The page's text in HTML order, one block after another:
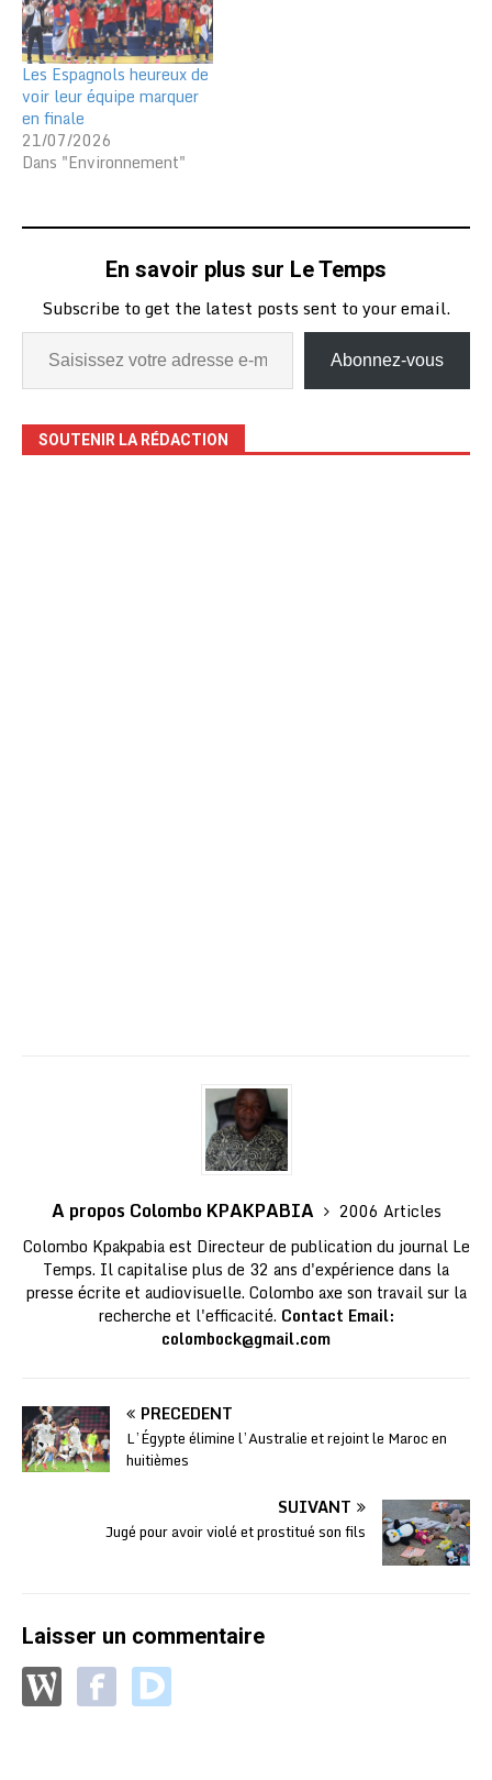
Les Espagnols heureux de
voir leur équipe marquer
en finale
21/07/2026
Dans "Environnement"
En savoir plus sur Le Temps
Subscribe to get the latest posts sent to your email.
Abonnez-vous
SOUTENIR LA RÉDACTION
A propos Colombo KPAKPABIA
2006 Articles
Colombo Kpakpabia est Directeur de publication du journal Le
Temps. Il capitalise plus de 32 ans d'expérience dans la
presse écrite et audiovisuelle. Colombo axe son travail sur la
recherche et l'efficacité. Contact Email:
colombock@gmail.com
PRÉCÉDENT
L’Égypte élimine l’Australie et rejoint le Maroc en
huitièmes
SUIVANT
Jugé pour avoir violé et prostitué son fils
Laisser un commentaire